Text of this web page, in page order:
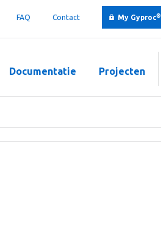
FAQ Contact My Gyproc®
Documentatie Projecten